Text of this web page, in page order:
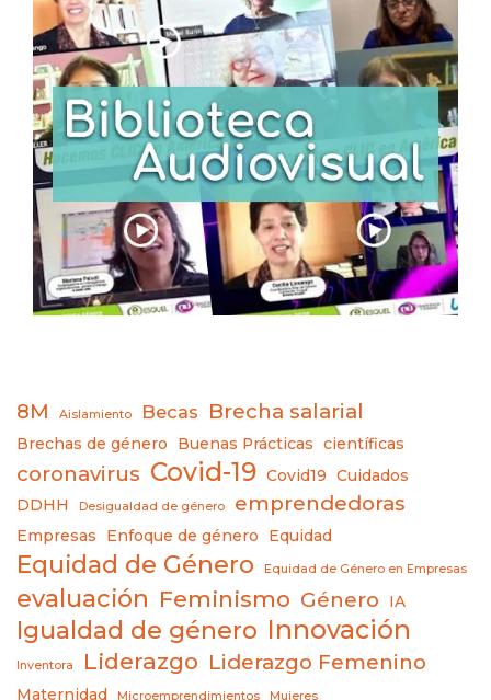
8M Aislamiento Becas Brecha salarial
Brechas de género Buenas Prácticas científicas
coronavirus Covid-19 Covid19
Cuidados
DDHH
Desigualdad de género emprendedoras
Empresas Enfoque de género Equidad
Equidad de Género Equidad de Género en Empresas
evaluación Feminismo Género IA
Igualdad de género Innovación
Inventora Liderazgo Liderazgo Femenino
Maternidad Microemprendimientos Mujeres